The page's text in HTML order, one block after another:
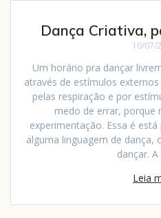
Dança Criativa,
10/07/
Um horário pra dançar
através de estímulos
pelas respiração e por
medo de errar, porque
experimentação. Essa é
alguma linguagem de dança,
dançar.
Leia